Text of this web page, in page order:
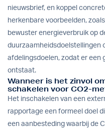
nieuwsbrief, en koppel
herkenbare voorbeelden,
bewuster energieverbruik op
duurzaamheidsdoelstellingen
afdelingsdoelen, zodat er een
ontstaat.
Wanneer is het zinvol
schakelen voor CO2-
Het inschakelen van een
rapportage een formeel doel
een aanbesteding waarbij de